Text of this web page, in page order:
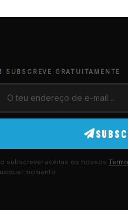
SUBSCREVE GRATUITAMENTE
subscrever aceitas os nossos
momento.